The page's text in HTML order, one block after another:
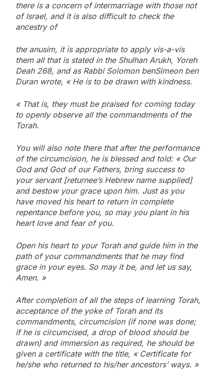
there is a concern of intermarriage with those not
of Israel, and it is also difficult to check the
ancestry of
the anusim, it is appropriate to apply vis-a-vis
them all that is stated in the Shulhan Arukh, Yoreh
Deah 268, and as Rabbi Solomon benSimeon ben
Duran wrote, « He is to be drawn with kindness.
« That is, they must be praised for coming today
to openly observe all the commandments of the
Torah.
You will also note there that after the performance
of the circumcision, he is blessed and told: « Our
God and God of our Fathers, bring success to
your servant [returnee’s Hebrew name supplied]
and bestow your grace upon him. Just as you
have moved his heart to return in complete
repentance before you, so may you plant in his
heart love and fear of you.
Open his heart to your Torah and guide him in the
path of your commandments that he may find
grace in your eyes. So may it be, and let us say,
Amen. »
After completion of all the steps of learning Torah,
acceptance of the yoke of Torah and its
commandments, circumcision (if none was done;
if he is circumcised, a drop of blood should be
drawn) and immersion as required, he should be
given a certificate with the title, « Certificate for
he/she who returned to his/her ancestors’ ways. »